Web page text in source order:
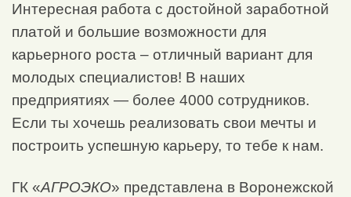
Интересная работа с достойной заработной
платой и большие возможности для
карьерного роста – отличный вариант для
молодых специалистов! В наших
предприятиях — более 4000 сотрудников.
Если ты хочешь реализовать свои мечты и
построить успешную карьеру, то тебе к нам.
ГК «АГРОЭКО» представлена в Воронежской